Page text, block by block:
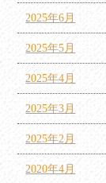
2025年6月
2025年5月
2025年4月
2025年3月
2025年2月
2020年4月